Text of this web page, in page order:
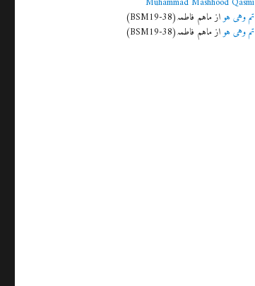
تم وہی ہوازماہم فاطمہ(BSM19-38)
تم وہی ہوازماہم فاطمہ(BSM19-38)